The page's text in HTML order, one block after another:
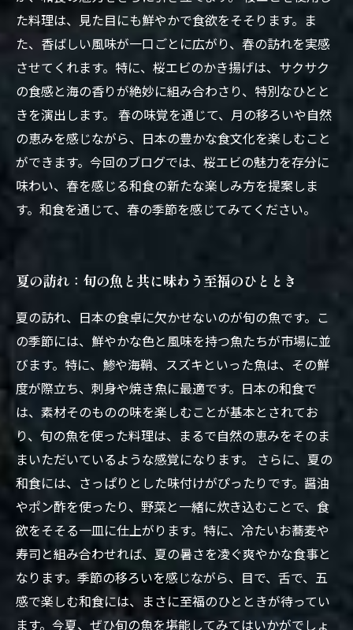
た料理は、見た目にも鮮やかで食欲をそそります。ま
た、香ばしい風味が一口ごとに広がり、春の訪れを実感
させてくれます。特に、桜エビのかき揚げは、サクサク
の食感と海の香りが絶妙に組み合わさり、特別なひとと
きを演出します。 春の味覚を通じて、月の移ろいや自然
の恵みを感じながら、日本の豊かな食文化を楽しむこと
ができます。今回のブログでは、桜エビの魅力を存分に
味わい、春を感じる和食の新たな楽しみ方を提案しま
す。和食を通じて、春の季節を感じてみてください。
夏の訪れ：旬の魚と共に味わう至福のひととき
夏の訪れ、日本の食卓に欠かせないのが旬の魚です。こ
の季節には、鮮やかな色と風味を持つ魚たちが市場に並
びます。特に、鯵や海鞘、スズキといった魚は、その鮮
度が際立ち、刺身や焼き魚に最適です。日本の和食で
は、素材そのものの味を楽しむことが基本とされてお
り、旬の魚を使った料理は、まるで自然の恵みをそのま
まいただいているような感覚になります。 さらに、夏の
和食には、さっぱりとした味付けがぴったりです。醤油
やポン酢を使ったり、野菜と一緒に炊き込むことで、食
欲をそそる一皿に仕上がります。特に、冷たいお蕎麦や
寿司と組み合わせれば、夏の暑さを凌ぐ爽やかな食事と
なります。季節の移ろいを感じながら、目で、舌で、五
感で楽しむ和食には、まさに至福のひとときが待ってい
ます。今夏、ぜひ旬の魚を堪能してみてはいかがでしょ